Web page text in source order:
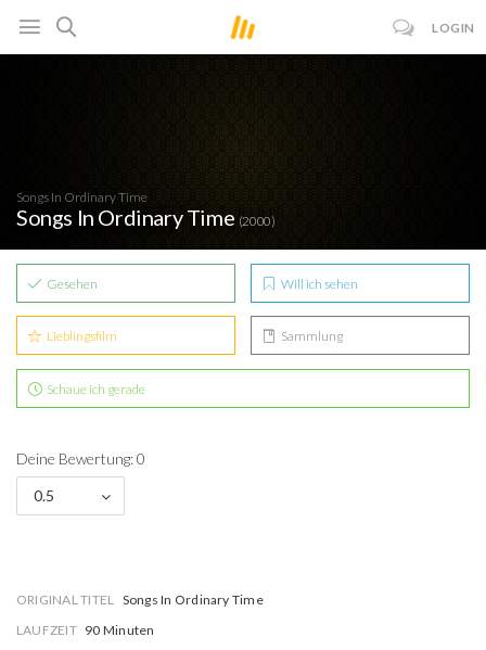
LOGIN
Songs In Ordinary Time
Songs In Ordinary Time (2000)
Gesehen Will ich sehen
Lieblingsfilm Sammlung
Schaue ich gerade
Deine Bewertung: 0
0.5
ORIGINAL TITEL Songs In Ordinary Time
LAUFZEIT 90 Minuten